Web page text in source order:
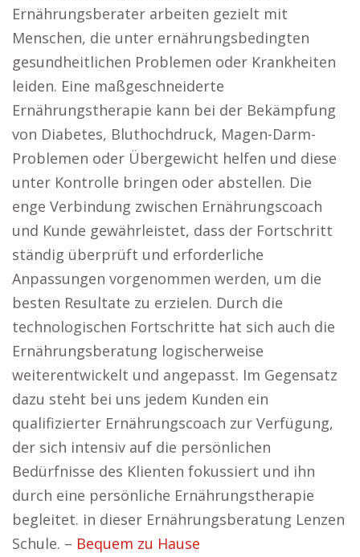
Ernährungsberater arbeiten gezielt mit
Menschen, die unter ernährungsbedingten
gesundheitlichen Problemen oder Krankheiten
leiden. Eine maßgeschneiderte
Ernährungstherapie kann bei der Bekämpfung
von Diabetes, Bluthochdruck, Magen-Darm-
Problemen oder Übergewicht helfen und diese
unter Kontrolle bringen oder abstellen. Die
enge Verbindung zwischen Ernährungscoach
und Kunde gewährleistet, dass der Fortschritt
ständig überprüft und erforderliche
Anpassungen vorgenommen werden, um die
besten Resultate zu erzielen. Durch die
technologischen Fortschritte hat sich auch die
Ernährungsberatung logischerweise
weiterentwickelt und angepasst. Im Gegensatz
dazu steht bei uns jedem Kunden ein
qualifizierter Ernährungscoach zur Verfügung,
der sich intensiv auf die persönlichen
Bedürfnisse des Klienten fokussiert und ihn
durch eine persönliche Ernährungstherapie
begleitet. in dieser Ernährungsberatung Lenzen
Schule. – Bequem zu Hause